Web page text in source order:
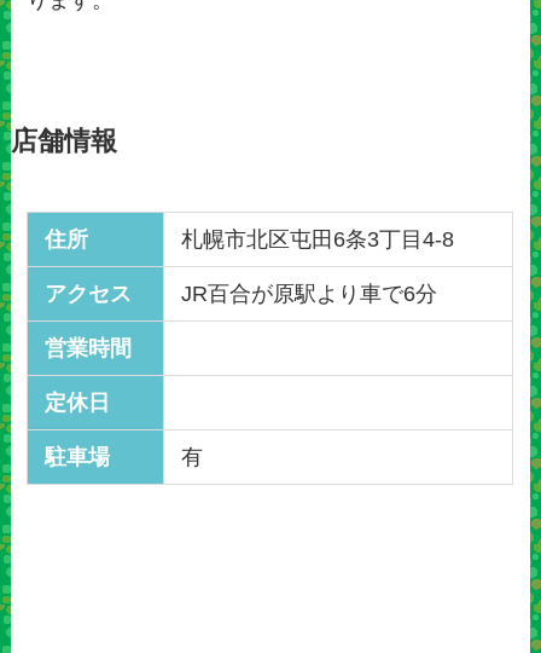
店舗情報
住所 札幌市北区屯田6条3丁目4-8
アクセス JR百合が原駅より車で6分
営業時間
定休日
駐車場 有